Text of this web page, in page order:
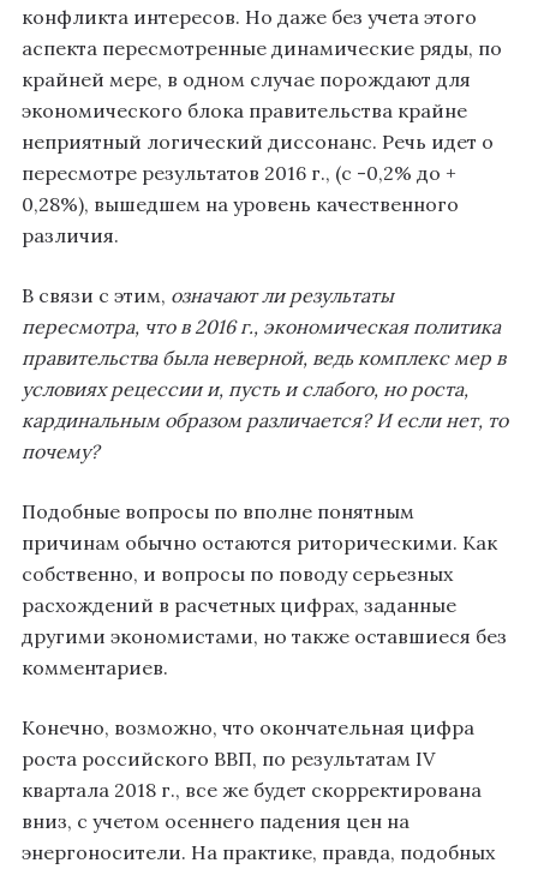
конфликта интересов. Но даже без учета этого
аспекта пересмотренные динамические ряды, по
крайней мере, в одном случае порождают для
экономического блока правительства крайне
неприятный логический диссонанс. Речь идет о
пересмотре результатов 2016 г., (с -0,2% до +
0,28%), вышедшем на уровень качественного
различия.
В связи с этим, означают ли результаты
пересмотра, что в 2016 г., экономическая политика
правительства была неверной, ведь комплекс мер в
условиях рецессии и, пусть и слабого, но роста,
кардинальным образом различается? И если нет, то
почему?
Подобные вопросы по вполне понятным
причинам обычно остаются риторическими. Как
собственно, и вопросы по поводу серьезных
расхождений в расчетных цифрах, заданные
другими экономистами, но также оставшиеся без
комментариев.
Конечно, возможно, что окончательная цифра
роста российского ВВП, по результатам IV
квартала 2018 г., все же будет скорректирована
вниз, с учетом осеннего падения цен на
энергоносители. На практике, правда, подобных